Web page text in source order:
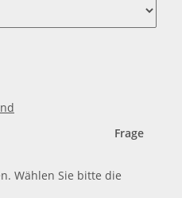
Frage
Wählen Sie bitte die